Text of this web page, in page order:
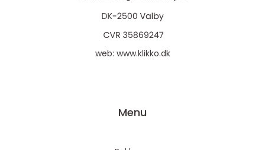
web: www.klikko.dk
Menu